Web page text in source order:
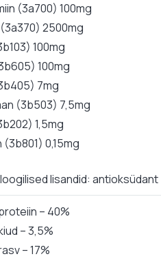
(3a700) 100mg
2500mg
100mg
100mg
7mg
(3b503) 7,5mg
1,5mg
0,15mg
lisandid: antioksüdant
– 40%
– 3,5%
– 17%